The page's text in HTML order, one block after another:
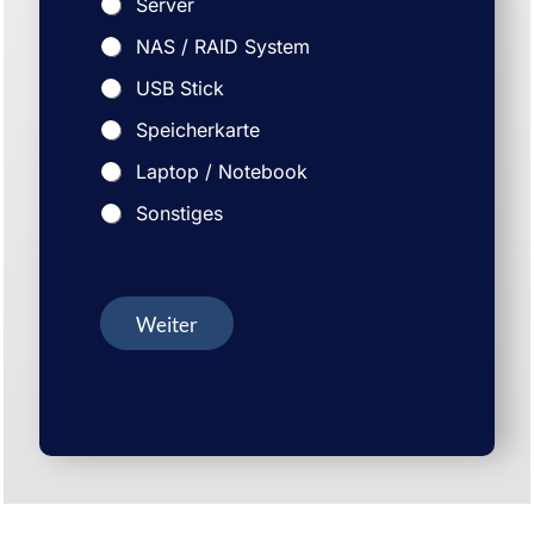
Server
NAS / RAID System
USB Stick
Speicherkarte
Laptop / Notebook
Sonstiges
Weiter